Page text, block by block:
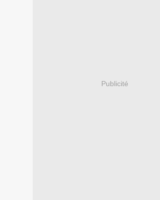
Publicité